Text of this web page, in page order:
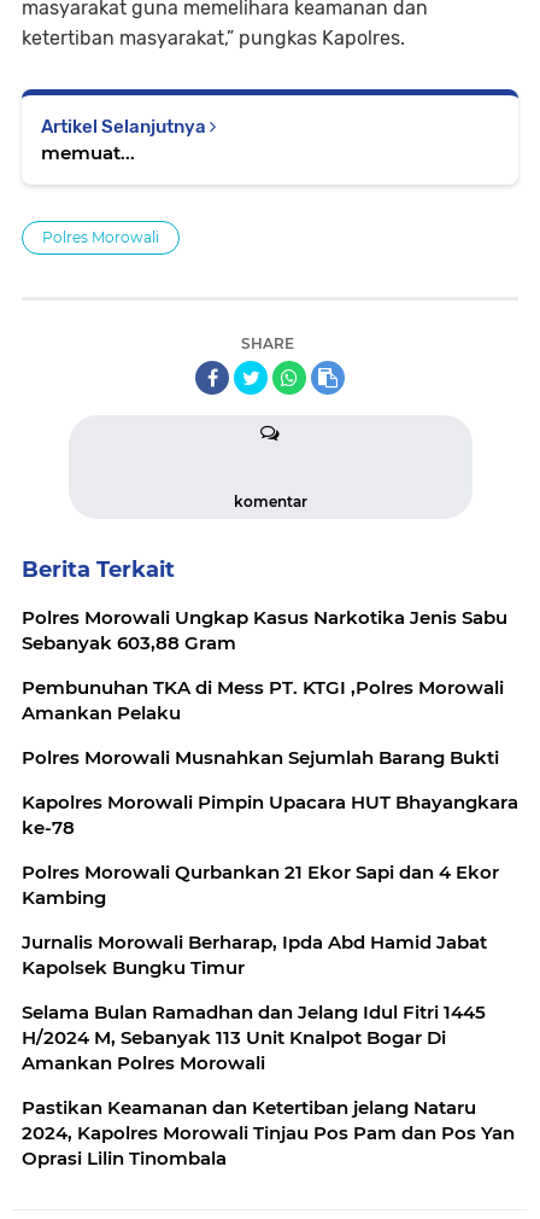
masyarakat guna memelihara keamanan dan
ketertiban masyarakat,” pungkas Kapolres.
Artikel Selanjutnya
memuat...
Polres Morowali
SHARE
komentar
Berita Terkait
Polres Morowali Ungkap Kasus Narkotika Jenis Sabu
Sebanyak 603,88 Gram
Pembunuhan TKA di Mess PT. KTGI ,Polres Morowali
Amankan Pelaku
Polres Morowali Musnahkan Sejumlah Barang Bukti
Kapolres Morowali Pimpin Upacara HUT Bhayangkara
ke-78
Polres Morowali Qurbankan 21 Ekor Sapi dan 4 Ekor
Kambing
Jurnalis Morowali Berharap, Ipda Abd Hamid Jabat
Kapolsek Bungku Timur
Selama Bulan Ramadhan dan Jelang Idul Fitri 1445
H/2024 M, Sebanyak 113 Unit Knalpot Bogar Di
Amankan Polres Morowali
Pastikan Keamanan dan Ketertiban jelang Nataru
2024, Kapolres Morowali Tinjau Pos Pam dan Pos Yan
Oprasi Lilin Tinombala